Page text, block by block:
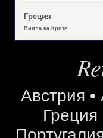
Греция
Вилла на Крите
Австрия •
Греция